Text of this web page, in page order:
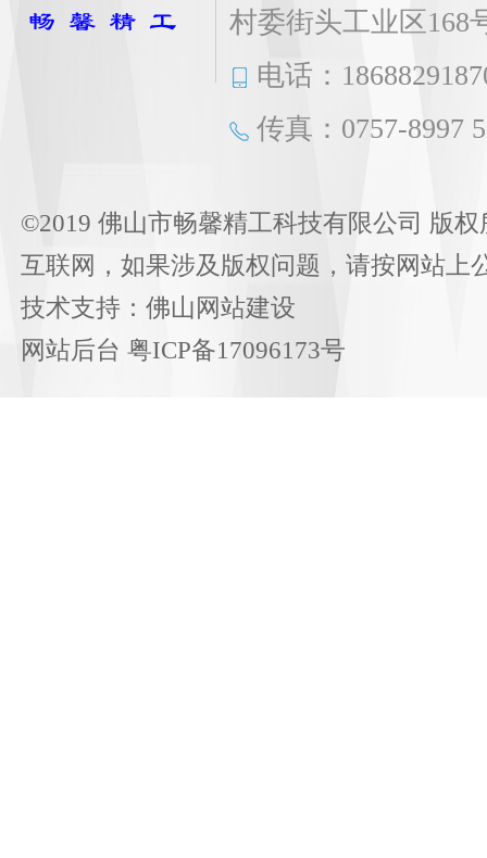
村委街头工业区168
电话：
传真：0757-8997
©2019 佛山市畅馨精工科技有限公司 版
互联网，如果涉及版权问题，请按网站上
技术支持： 佛山网站建设
网站后台 粤ICP备17096173号